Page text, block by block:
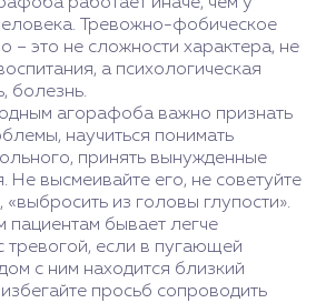
Тревожно-фобическое
– это не сложности характера, не
а психологическая
болезнь.
агорафоба важно признать
научиться понимать
принять вынужденные
Не высмеивайте его, не советуйте
«выбросить из головы глупости».
пациентам бывает легче
тревогой, если в пугающей
с ним находится близкий
просьб сопроводить